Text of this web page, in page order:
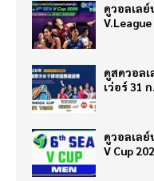
ดูวอลเลย์
ดูสดวอล
เว่อร์ 31
ดูวอลเล
V Cup